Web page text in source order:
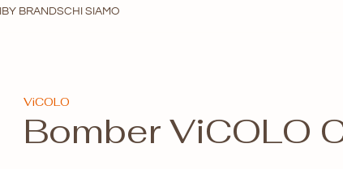
BY BRANDSCHI SIAMO
ViCOLO
Bomber ViCOLO